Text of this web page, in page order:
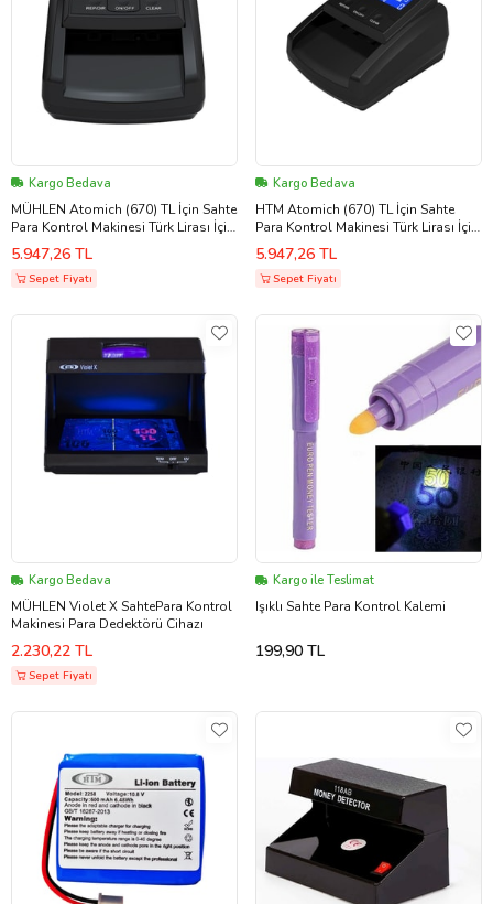
Kargo Bedava
MÜHLEN Atomich (670) TL İçin Sahte
Para Kontrol Makinesi Türk Lirası İçin
Özel
5.947,26 TL
Sepet Fiyatı
Kargo Bedava
HTM Atomich (670) TL İçin Sahte
Para Kontrol Makinesi Türk Lirası İçin
Özel
5.947,26 TL
Sepet Fiyatı
Kargo Bedava
MÜHLEN Violet X SahtePara Kontrol
Makinesi Para Dedektörü Cihazı
2.230,22 TL
Sepet Fiyatı
Kargo ile Teslimat
Işıklı Sahte Para Kontrol Kalemi
199,90 TL